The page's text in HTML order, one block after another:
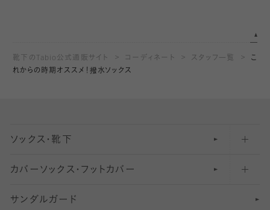
靴下のTabio公式通販サイト コーディネート スタッフ一覧
こ
れからの時期オススメ！撥水ソックス
ソックス・靴下
五本指ソックス・靴下
足袋ソックス・靴下
カバーソックス・フットカバー
フットカバー・カバーソックス（深め）
サンダルガード